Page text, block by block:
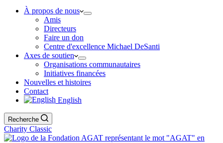
À propos de nous
Amis
Directeurs
Faire un don
Centre d'excellence Michael DeSanti
Axes de soutien
Organisations communautaires
Initiatives financées
Nouvelles et histoires
Contact
English
Recherche
Charity Classic